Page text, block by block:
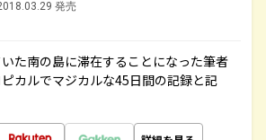
発売
た南の島に滞在することになった筆者
カルでマジカルな45日間の記録と記